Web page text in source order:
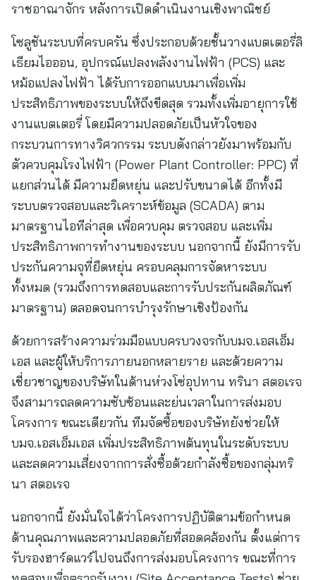
ราชอาณาจักร หลังการเปิดดำเนินงานเชิงพาณิชย์
โซลูชันระบบที่ครบครัน ซึ่งประกอบด้วยชั้นวางแบตเตอรี่ลิ
เธียมไอออน, อุปกรณ์แปลงพลังงานไฟฟ้า (PCS) และ
หม้อแปลงไฟฟ้า ได้รับการออกแบบมาเพื่อเพิ่ม
ประสิทธิภาพของระบบให้ถึงขีดสุด รวมทั้งเพิ่มอายุการใช้
งานแบตเตอรี่ โดยมีความปลอดภัยเป็นหัวใจของ
กระบวนการทางวิศวกรรม ระบบดังกล่าวยังมาพร้อมกับ
ตัวควบคุมโรงไฟฟ้า (Power Plant Controller: PPC) ที่
แยกส่วนได้ มีความยืดหยุ่น และปรับขนาดได้ อีกทั้งมี
ระบบตรวจสอบและวิเคราะห์ข้อมูล (SCADA) ตาม
มาตรฐานไอทีล่าสุด เพื่อควบคุม ตรวจสอบ และเพิ่ม
ประสิทธิภาพการทำงานของระบบ นอกจากนี้ ยังมีการรับ
ประกันความจุที่ยืดหยุ่น ครอบคลุมการจัดหาระบบ
ทั้งหมด (รวมถึงการทดสอบและการรับประกันผลิตภัณฑ์
มาตรฐาน) ตลอดจนการบำรุงรักษาเชิงป้องกัน
ด้วยการสร้างความร่วมมือแบบครบวงจรกับบมจ.เอสเอ็ม
เอส และผู้ให้บริการภายนอกหลายราย และด้วยความ
เชี่ยวชาญของบริษัทในด้านห่วงโซ่อุปทาน ทรินา สตอเรจ
จึงสามารถลดความซับซ้อนและย่นเวลาในการส่งมอบ
โครงการ ขณะเดียวกัน ทีมจัดซื้อของบริษัทยังช่วยให้
บมจ.เอสเอ็มเอส เพิ่มประสิทธิภาพต้นทุนในระดับระบบ
และลดความเสี่ยงจากการสั่งซื้อด้วยกำลังซื้อของกลุ่มทริ
นา สตอเรจ
นอกจากนี้ ยังมั่นใจได้ว่าโครงการปฏิบัติตามข้อกำหนด
ด้านคุณภาพและความปลอดภัยที่สอดคล้องกัน ตั้งแต่การ
รับรองฮาร์ดแวร์ไปจนถึงการส่งมอบโครงการ ขณะที่การ